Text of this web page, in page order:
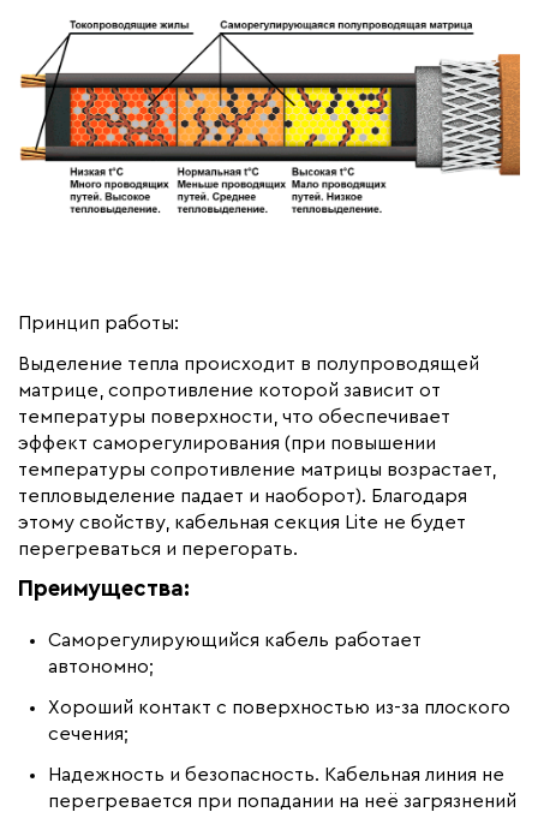
Бренд Обогрев Люкс
Материал Полиолефин
Минимальная температура(C) 5
Минимальный радиус изгиба (мм) 35
Принцип работы:
Выделение тепла происходит в полупроводящей
матрице, сопротивление которой зависит от
температуры поверхности, что обеспечивает
эффект саморегулирования (при повышении
температуры сопротивление матрицы возрастает,
тепловыделение падает и наоборот). Благодаря
этому свойству, кабельная секция Lite не будет
перегреваться и перегорать.
Преимущества:
Саморегулирующийся кабель работает
автономно;
Хороший контакт с поверхностью из-за плоского
сечения;
Надежность и безопасность. Кабельная линия не
перегревается при попадании на неё загрязнений